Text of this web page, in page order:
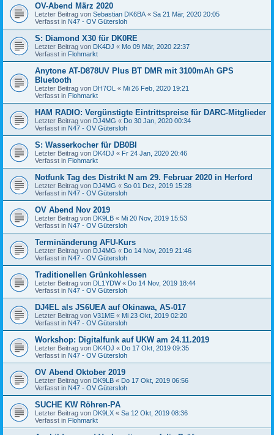
OV-Abend März 2020
Letzter Beitrag von Sebastian DK6BA « Sa 21 Mär, 2020 20:05
Verfasst in N47 - OV Gütersloh
S: Diamond X30 für DK0RE
Letzter Beitrag von DK4DJ « Mo 09 Mär, 2020 22:37
Verfasst in Flohmarkt
Anytone AT-D878UV Plus BT DMR mit 3100mAh GPS
Bluetooth
Letzter Beitrag von DH7OL « Mi 26 Feb, 2020 19:21
Verfasst in Flohmarkt
HAM RADIO: Vergünstigte Eintrittspreise für DARC-Mitglieder
Letzter Beitrag von DJ4MG « Do 30 Jan, 2020 00:34
Verfasst in N47 - OV Gütersloh
S: Wasserkocher für DB0BI
Letzter Beitrag von DK4DJ « Fr 24 Jan, 2020 20:46
Verfasst in Flohmarkt
Notfunk Tag des Distrikt N am 29. Februar 2020 in Herford
Letzter Beitrag von DJ4MG « So 01 Dez, 2019 15:28
Verfasst in N47 - OV Gütersloh
OV Abend Nov 2019
Letzter Beitrag von DK9LB « Mi 20 Nov, 2019 15:53
Verfasst in N47 - OV Gütersloh
Terminänderung AFU-Kurs
Letzter Beitrag von DJ4MG « Do 14 Nov, 2019 21:46
Verfasst in N47 - OV Gütersloh
Traditionellen Grünkohlessen
Letzter Beitrag von DL1YDW« Do 14 Nov, 2019 18:44
Verfasst in N47 - OV Gütersloh
DJ4EL als JS6UEA auf Okinawa, AS-017
Letzter Beitrag von V31ME « Mi 23 Okt, 2019 02:20
Verfasst in N47 - OV Gütersloh
Workshop: Digitalfunk auf UKW am 24.11.2019
Letzter Beitrag von DK4DJ « Do 17 Okt, 2019 09:35
Verfasst in N47 - OV Gütersloh
OV Abend Oktober 2019
Letzter Beitrag von DK9LB « Do 17 Okt, 2019 06:56
Verfasst in N47 - OV Gütersloh
SUCHE KW Röhren-PA
Letzter Beitrag von DK9LX « Sa 12 Okt, 2019 08:36
Verfasst in Flohmarkt